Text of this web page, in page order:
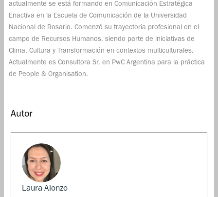
actualmente se está formando en Comunicación Estratégica
Enactiva en la Escuela de Comunicación de la Universidad
Nacional de Rosario. Comenzó su trayectoria profesional en el
campo de Recursos Humanos, siendo parte de iniciativas de
Clima, Cultura y Transformación en contextos multiculturales.
Actualmente es Consultora Sr. en PwC Argentina para la práctica
de People & Organisation.
Autor
Laura Alonzo